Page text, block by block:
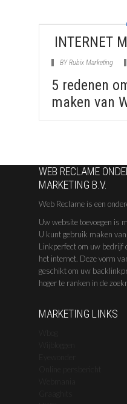
INTERNET
BYRubix Marketing
5 redenen
maken van
WEB RECLAME
MARKETING B.V.
Web Reclame is een
Uw website toevoegen is
U kunt gebruik maken
Linkperfect om uw bedrijf
het internet. Deze vorm
geschikt om uw
hoger te ranken in de
MARKETING LINKS